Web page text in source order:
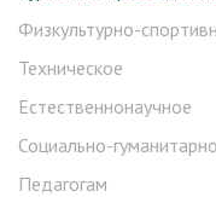
Физкультурно-
Техническое
Естественнонаучное
Социально-
Педагогам